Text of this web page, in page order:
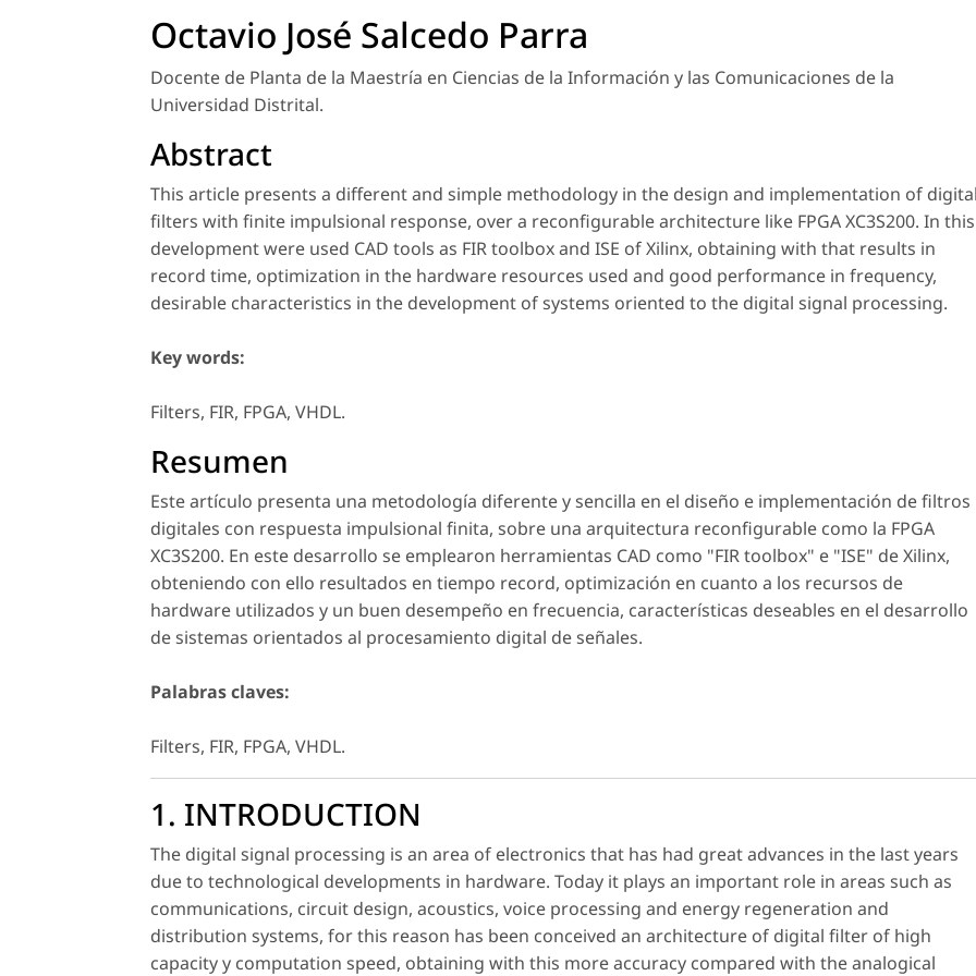
Octavio José Salcedo Parra
Docente de Planta de la Maestría en Ciencias de la Información y las Comunicaciones de la
Universidad Distrital.
Abstract
This article presents a different and simple methodology in the design and implementation of digital
filters with finite impulsional response, over a reconfigurable architecture like FPGA XC3S200. In this
development were used CAD tools as FIR toolbox and ISE of Xilinx, obtaining with that results in
record time, optimization in the hardware resources used and good performance in frequency,
desirable characteristics in the development of systems oriented to the digital signal processing.
Key words:
Filters, FIR, FPGA, VHDL.
Resumen
Este artículo presenta una metodología diferente y sencilla en el diseño e implementación de filtros
digitales con respuesta impulsional finita, sobre una arquitectura reconfigurable como la FPGA
XC3S200. En este desarrollo se emplearon herramientas CAD como "FIR toolbox" e "ISE" de Xilinx,
obteniendo con ello resultados en tiempo record, optimización en cuanto a los recursos de
hardware utilizados y un buen desempeño en frecuencia, características deseables en el desarrollo
de sistemas orientados al procesamiento digital de señales.
Palabras claves:
Filters, FIR, FPGA, VHDL.
1. INTRODUCTION
The digital signal processing is an area of electronics that has had great advances in the last years
due to technological developments in hardware. Today it plays an important role in areas such as
communications, circuit design, acoustics, voice processing and energy regeneration and
distribution systems, for this reason has been conceived an architecture of digital filter of high
capacity y computation speed, obtaining with this more accuracy compared with the analogical